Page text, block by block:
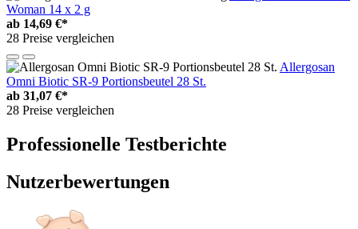
Woman 14 x 2 g
ab 14,69 €*
28 Preise vergleichen
Allergosan
Omni Biotic SR-9 Portionsbeutel 28 St.
ab 31,07 €*
28 Preise vergleichen
Professionelle Testberichte
Nutzerbewertungen